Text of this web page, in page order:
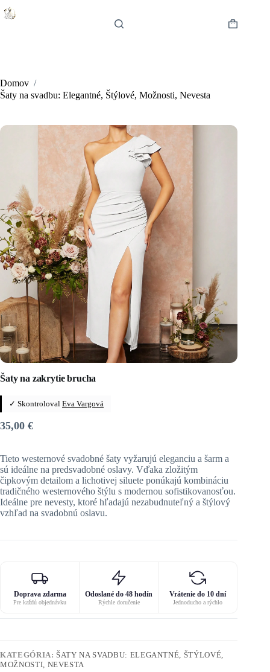
Skip
to
Shopping
Domov /
Šaty na svadbu: Elegantné, Štýlové, Možnosti, Nevesta
Šaty na zakrytie brucha
✓ Skontroloval Eva Vargová
35,00 €
Tieto westernové svadobné šaty vyžarujú eleganciu a šarm a
sú ideálne na predsvadobné oslavy. Vďaka zložitým
čipkovým detailom a lichotivej siluete ponúkajú kombináciu
tradičného westernového štýlu s modernou sofistikovanosťou.
Ideálne pre nevesty, ktoré hľadajú nezabudnuteľný a štýlový
vzhľad na svadobnú oslavu.
Doprava zdarma
Pre každú objednávku
Odoslané do 48 hodín
Rýchle doručenie
Vrátenie do 10 dní
Jednoducho a rýchlo
KATEGÓRIA: ŠATY NA SVADBU: ELEGANTNÉ, ŠTÝLOVÉ,
MOŽNOSTI, NEVESTA